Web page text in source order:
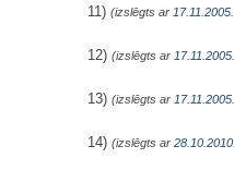
11) (izslēgts ar 17.11.2005
12) (izslēgts ar 17.11.2005
13) (izslēgts ar 17.11.2005
14) (izslēgts ar 28.10.2010